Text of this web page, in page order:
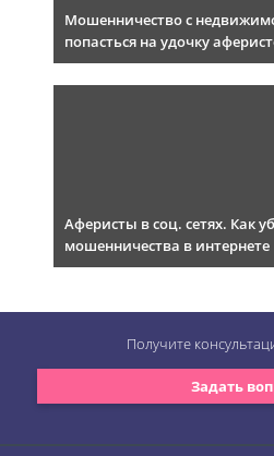
Мошенничество с
попасться на удочку
Аферисты в соц. сетях. Как
мошенничества в интернете
Задать
Получите